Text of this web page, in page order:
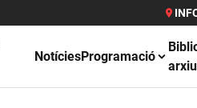
NotíciesProgramació
arxiu